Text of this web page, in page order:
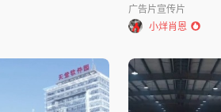
广告片宣传片
小烊肖恩